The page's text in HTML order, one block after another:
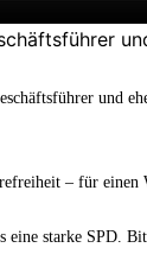
und
– für einen
eine starke SPD.